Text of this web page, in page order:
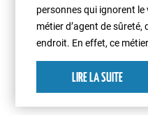
personnes qui ignorent
métier d’agent de sûreté,
endroit. En effet, ce
LIRE LA SUITE